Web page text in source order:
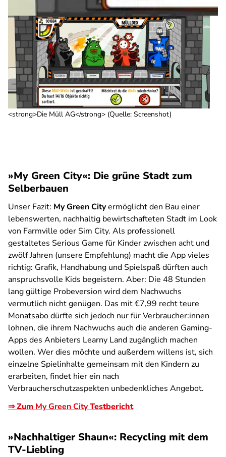
<strong>Die Müll AG</strong> (Quelle: Screenshot)
»My Green City«: Die grüne Stadt zum
Selberbauen
Unser Fazit: My Green Cityermöglicht den Bau einer
lebenswerten, nachhaltig bewirtschafteten Stadt im Look
von Farmville oder Sim City. Als professionell
gestaltetes Serious Game für Kinder zwischen acht und
zwölf Jahren (unsere Empfehlung) macht die App vieles
richtig: Grafik, Handhabung und Spielspaß dürften auch
anspruchsvolle Kids begeistern. Aber: Die 48 Stunden
lang gültige Probeversion wird dem Nachwuchs
vermutlich nicht genügen. Das mit €7,99 recht teure
Monatsabo dürfte sich jedoch nur für Verbraucher:innen
lohnen, die ihrem Nachwuchs auch die anderen Gaming-
Apps des Anbieters Learny Land zugänglich machen
wollen. Wer dies möchte und außerdem willens ist, sich
einzelne Spielinhalte gemeinsam mit den Kindern zu
erarbeiten, findet hier ein nach
Verbraucherschutzaspekten unbedenkliches Angebot.
⇒ Zum My Green CityTestbericht
»Nachhaltiger Shaun«: Recycling mit dem
TV-Liebling